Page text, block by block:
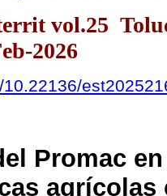
vol.25
2026
Promac
agrícolas